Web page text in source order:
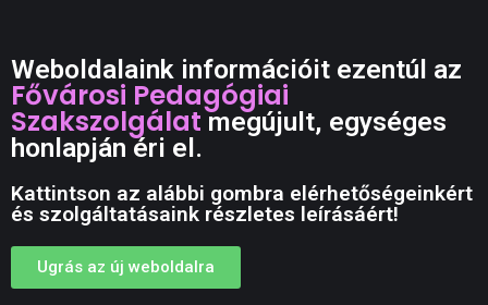
Weboldalaink információit ezentúl az
Fővárosi Pedagógiai
Szakszolgálatmegújult, egységes
honlapján éri el.
Kattintson az alábbi gombra elérhetőségeinkért
és szolgáltatásaink részletes leírásáért!
Ugrás az új weboldalra